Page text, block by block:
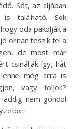
Sőt, az aljában
is található. Sok
oda pakolják a
onnan teszik fel a
de most már
csinálják így, hát
még arra is
vagy toljon?
nem gondol